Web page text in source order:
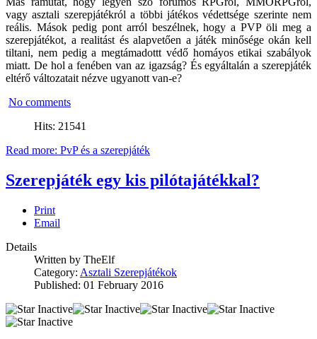
vagy asztali szerepjátékról a többi játékos védettsége szerinte nem
reális. Mások pedig pont arról beszélnek, hogy a PVP öli meg a
szerepjátékot, a realitást és alapvetően a játék minősége okán kell
tiltani, nem pedig a megtámadottt védő homáyos etikai szabályok
miatt. De hol a fenében van az igazság? És egyáltalán a szerepjáték
eltérő változatait nézve ugyanott van-e?
No comments
Hits: 21541
Read more: PvP és a szerepjáték
Szerepjáték egy kis pilótajátékkal?
Print
Email
Details
Written by TheElf
Category: Asztali Szerepjátékok
Published: 01 February 2016